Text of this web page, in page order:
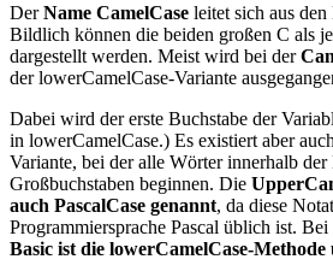
DerName CamelCase leitet sich aus
Bildlich können die beiden großen C als
dargestellt werden. Meist wird bei der
der lowerCamelCase-Variante
Dabei wird der erste Buchstabe der
in lowerCamelCase.) Es existiert aber
Variante, bei der alle Wörter innerhalb
Großbuchstaben beginnen. Die
auch PascalCase genannt, da diese
Programmiersprache Pascal üblich ist. Bei
Basic ist die lowerCamelCase-Methode